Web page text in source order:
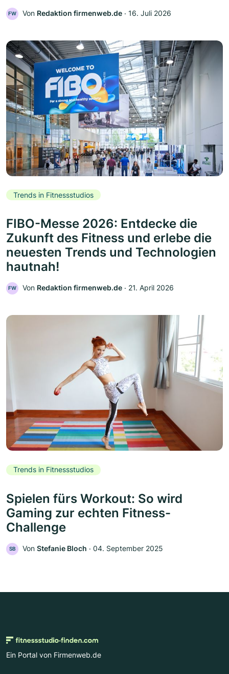
FW Von Redaktion firmenweb.de ‧ 16. Juli 2026
Trends in Fitnessstudios
FIBO-Messe 2026: Entdecke die
Zukunft des Fitness und erlebe die
neuesten Trends und Technologien
hautnah!
FW Von Redaktion firmenweb.de ‧ 21. April 2026
Trends in Fitnessstudios
Spielen fürs Workout: So wird
Gaming zur echten Fitness-
Challenge
SB Von Stefanie Bloch ‧ 04. September 2025
Ein Portal von Firmenweb.de